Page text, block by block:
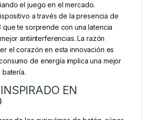
el juego en el mercado.
a través de la presencia de
que te sorprende con una latencia
antiinterferencias. La razón
el corazón en esta innovación es
de energía implica una mejor
EN